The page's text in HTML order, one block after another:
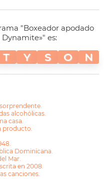
"Boxeador apodado
es:
T Y S O N
alcohólicas.
casa.
producto.
Dominicana.
Mar.
en 2008.
canciones.